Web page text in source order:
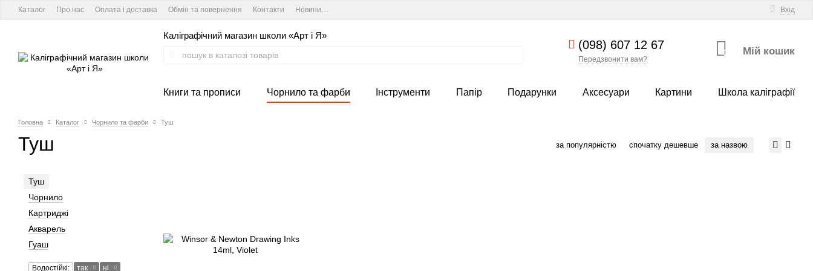
Каталог Про нас Оплата і доставка Обмін та повернення Контакти Новини та курси студії Вхід
Каліграфічний магазин школи «Арт і Я»
(098) 607 12 67
Передзвонити вам?
0 Мій кошик
Книги та прописи Чорнило та фарби Інструменти Папір Подарунки Аксесуари Картини Школа каліграфії
Головна Каталог Чорнило та фарби Туш
Туш за популярністю спочатку дешевше за назвою
Туш
Чорнило
Картриджі
Акварель
Гуаш
Водостійкі: так
ні